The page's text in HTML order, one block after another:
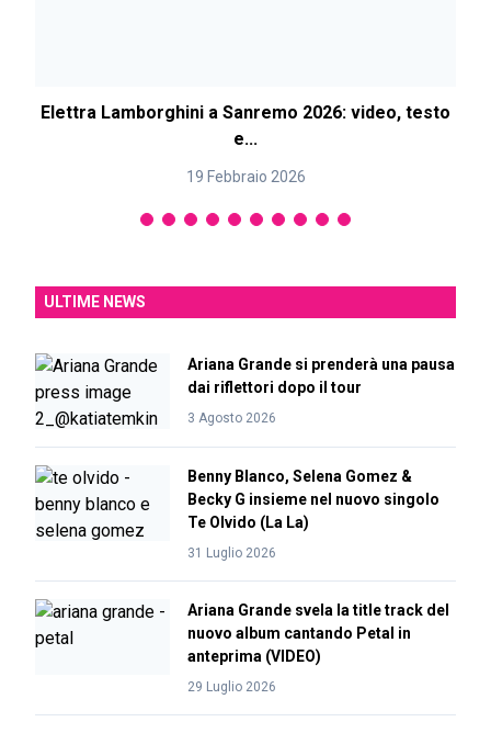
Elettra Lamborghini a Sanremo 2026: video, testo
e...
19 Febbraio 2026
ULTIME NEWS
Ariana Grande si prenderà una pausa
dai riflettori dopo il tour
3 Agosto 2026
Benny Blanco, Selena Gomez &
Becky G insieme nel nuovo singolo
Te Olvido (La La)
31 Luglio 2026
Ariana Grande svela la title track del
nuovo album cantando Petal in
anteprima (VIDEO)
29 Luglio 2026